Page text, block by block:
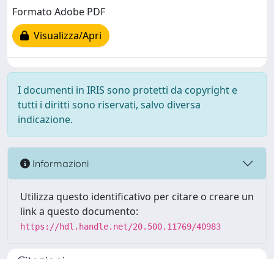
Formato Adobe PDF
Visualizza/Apri
I documenti in IRIS sono protetti da copyright e
tutti i diritti sono riservati, salvo diversa
indicazione.
Informazioni
Utilizza questo identificativo per citare o creare un
link a questo documento:
https://hdl.handle.net/20.500.11769/40983